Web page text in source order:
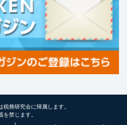
務研究会に帰属します。
禁じます。